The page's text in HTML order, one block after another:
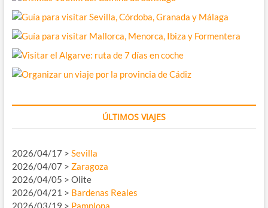
ÚLTIMOS VIAJES
2026/04/17 > Sevilla
2026/04/07 > Zaragoza
2026/04/05 > Olite
2026/04/21 > Bardenas Reales
2026/03/19 > Pamplona